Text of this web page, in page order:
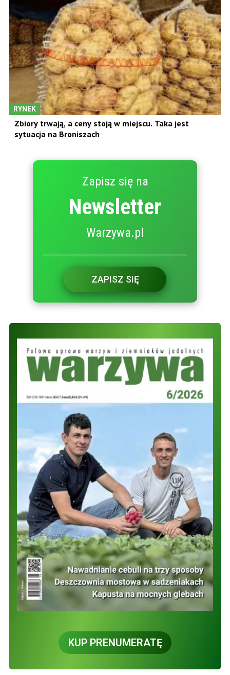
RYNEK
Zbiory trwają, a ceny stoją w miejscu. Taka jest
sytuacja na Broniszach
Zapisz się na
Newsletter
Warzywa.pl
ZAPISZ SIĘ
KUP PRENUMERATĘ